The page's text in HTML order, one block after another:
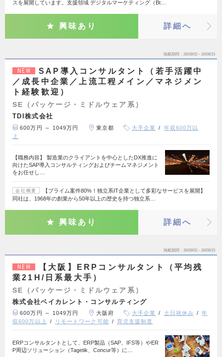
スを展開しています。支援領域 デジタルマーケティング（Bt…
興味あり 詳細へ
掲載期間 26/08/02～26/08/15
NEW
SAP導入コンサルタント（若手活躍中
／成長中企業／上流工程メイン／マネジメン
ト経験歓迎）
SE（パッケージ・ミドルウェア系）
TDI株式会社
600万円 ～ 1049万円 東京都 大手企業
年収600万以
上
【職務内容】 製造業のクライアントを中心としたDX推進に
向けたSAP導入コンサルティングおよびチームマネジメント
をお任せし…
会社概要
【プライム案件80%！独立系IT企業として多彩なサービスを展開】
同社は、1968年の創業から50年以上の歴史を持つ独立系…
興味あり 詳細へ
掲載期間 26/08/02～26/08/15
NEW
【大阪】ERPコンサルタント（平均残
業21H/日系最大手）
SE（パッケージ・ミドルウェア系）
株式会社ベイカレント・コンサルティング
600万円 ～ 1049万円 大阪府 大手企業 土日祝休み
年
収600万以上
リモートワーク可能 育児支援制度
ERPコンサルタントとして、ERP製品（SAP、IFS等）やER
P周辺ソリューション（Tagetik、Concur等）に…